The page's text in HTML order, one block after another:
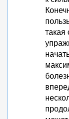
такая